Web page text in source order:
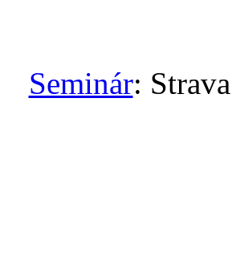
Seminár: